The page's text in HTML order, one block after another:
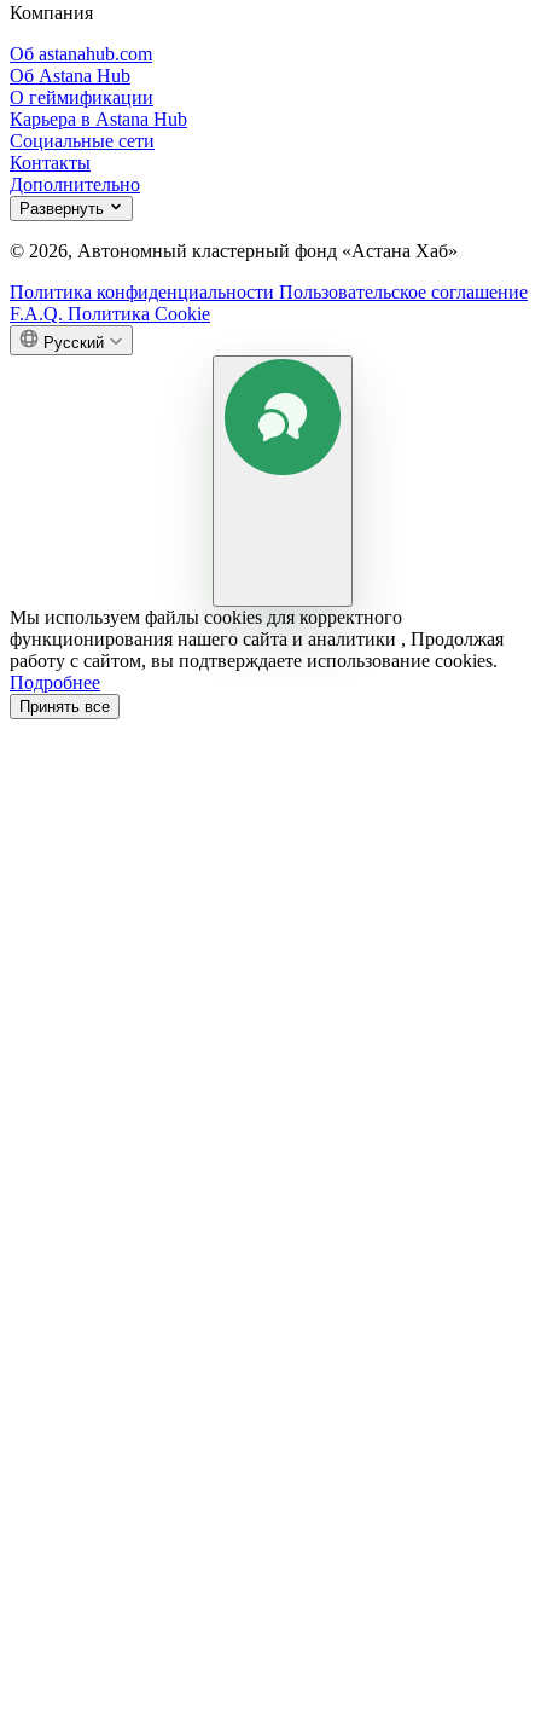
Компания
Об astanahub.com
Об Astana Hub
О геймификации
Карьера в Astana Hub
Социальные сети
Контакты
Дополнительно
Развернуть
© 2026, Автономный кластерный фонд «Астана Хаб»
Политика конфиденциальности Пользовательское соглашение
F.A.Q. Политика Cookie
Русский
Мы используем файлы cookies для корректного
функционирования нашего сайта и аналитики , Продолжая
работу с сайтом, вы подтверждаете использование cookies.
Подробнее
Принять все